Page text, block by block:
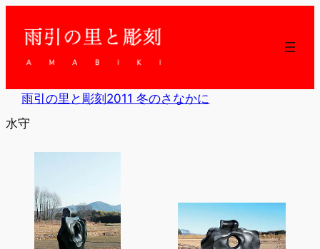
ッ
雨引の里と彫刻2011 冬のさなかに
水守